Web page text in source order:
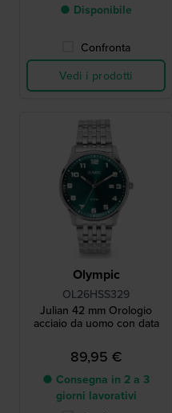
● Disponibile
Confronta
Vedi i prodotti
Olympic
OL26HSS329
Julian 42 mm Orologio
acciaio da uomo con data
89,95 €
● Consegna in 2 a 3
giorni lavorativi